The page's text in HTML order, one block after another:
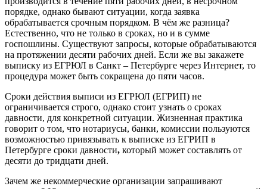
порядке, однако бывают ситуации, когда заявка
обрабатывается срочным порядком. В чём же разница?
Естественно, что не только в сроках, но и в сумме
госпошлины. Существуют запросы, которые обрабатываются
на протяжении десяти рабочих дней. Если же вы закажете
выписку из ЕГРЮЛ в Санкт – Петербурге через Интернет, то
процедура может быть сокращена до пяти часов.
Сроки действия выписи из ЕГРЮЛ (ЕГРИП) не
ограничивается строго, однако стоит узнать о сроках
давности, для конкретной ситуации. Жизненная практика
говорит о том, что нотариусы, банки, комиссии пользуются
возможностью привязывать к выписке из ЕГРИП в
Петербурге сроки давности, который может составлять от
десяти до тридцати дней.
Зачем же некоммерческие организации запрашивают